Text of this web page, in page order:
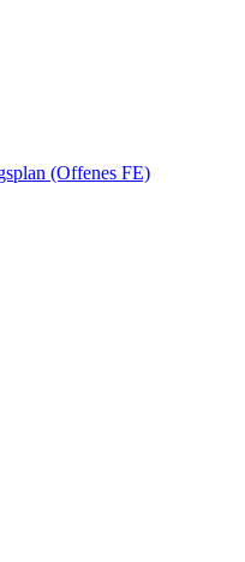
(Offenes FE)